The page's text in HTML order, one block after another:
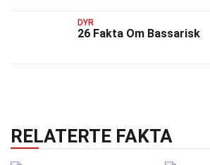
DYR
26 Fakta Om Bassarisk
RELATERTE FAKTA